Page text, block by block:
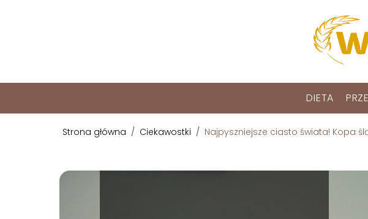
DIETA
Strona główna / Ciekawostki / Najpyszniejsze ciasto świata! Kopa